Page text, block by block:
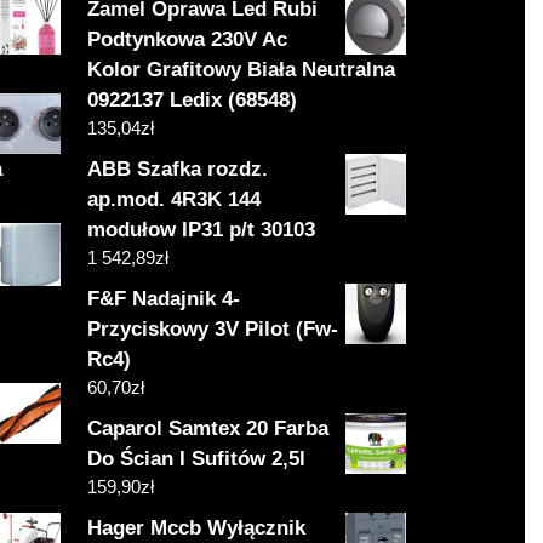
Zamel Oprawa Led Rubi
Podtynkowa 230V Ac
Kolor Grafitowy Biała Neutralna
0922137 Ledix (68548)
135,04zł
ABB Szafka rozdz.
ap.mod. 4R3K 144
modułow IP31 p/t 30103
1 542,89zł
F&F Nadajnik 4-
Przyciskowy 3V Pilot (Fw-
Rc4)
60,70zł
Caparol Samtex 20 Farba
Do Ścian I Sufitów 2,5l
159,90zł
Hager Mccb Wyłącznik